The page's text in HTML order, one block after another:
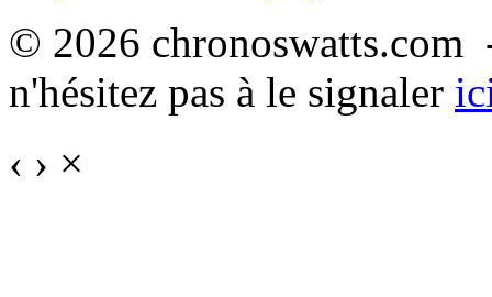
© 2026
n'hésitez pas à le signaler
‹ › ×